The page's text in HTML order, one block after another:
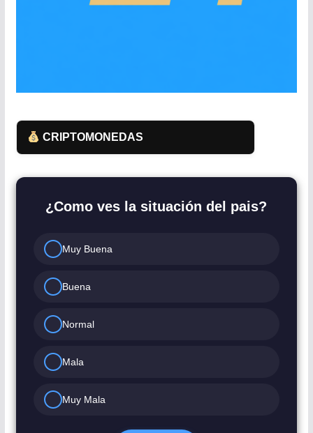
CRIPTOMONEDAS
¿Como ves la situación del pais?
Muy Buena
Buena
Normal
Mala
Muy Mala